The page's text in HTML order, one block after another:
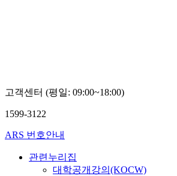
고객센터 (평일: 09:00~18:00)
1599-3122
ARS 번호안내
관련누리집
대학공개강의(KOCW)